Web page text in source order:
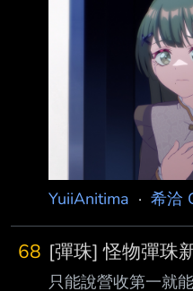
v=981t3vkoHmo
https://
sn=50241 【日本
ABEMA https://
生放送 https://
YuiiAnitima · 希洽
68 [彈珠] 怪物彈珠
只能說營收第一就